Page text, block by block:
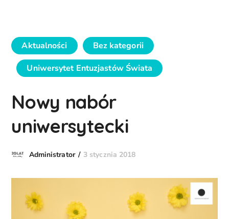
Aktualności
Bez kategorii
Uniwersytet Entuzjastów Świata
Nowy nabór
uniwersytecki
Administrator 3 stycznia 2018